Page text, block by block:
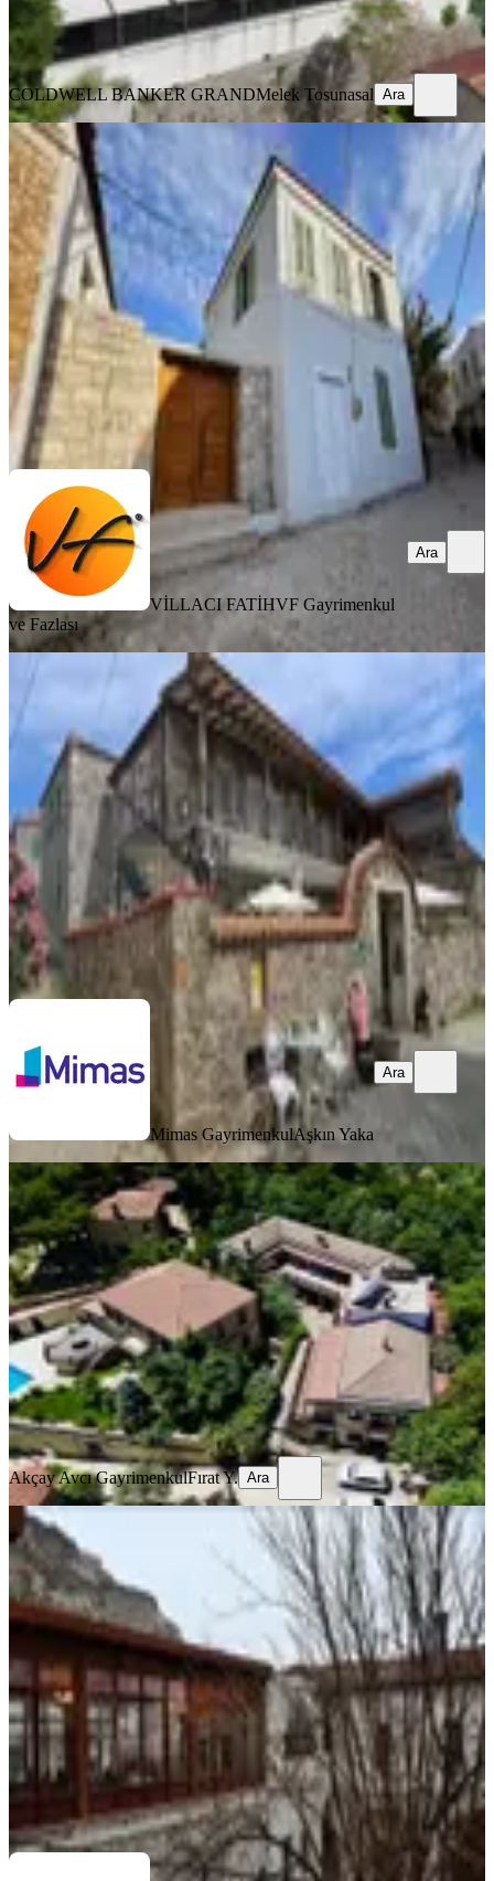
COLDWELL BANKER GRANDMelek Tosunasal
Ara
COLDWELL BANKER GRANDMelek Tosunasal Ara
Urla Sanat Sokağı 6 Odalı İster Ev
İster Otel 654m2 Satılık
İzmir, Urla
912 m²
·22.07.2026
42.000.000 ₺
VİLLACI FATİH VF Gayrimenkul ve Fazlası
Ara
VİLLACI FATİHVF Gayrimenkul
ve Fazlası
Ara
Barbaros Köyü'nün İlk Butik Oteli
Yeni Sahibine Hazır
İzmir, Urla
400 m²
· 18.07.2026
36.000.000 ₺
Mimas Gayrimenkul Aşkın Yaka
Ara
Mimas GayrimenkulAşkın Yaka
Ara
%13
Avcı'dan Yeşilyurt Köyünde 9 Odalı
775m2 Arsa İçinde Otel
Çanakkale, Ayvacık
11.07.2026
82.500.000 ₺95.000.000 ₺
Akçay Avcı GayrimenkulFırat Y.
Ara
Akçay Avcı GayrimenkulFırat Y. Ara
Ürgüp'ün Kalbinde Emsallerinin
Üzerinde Katma Değerli Cave Otel
Nevşehir, Ürgüp
1662 m²·08.07.2026
196.000.000 ₺
SÖZMAX SÖZ Atilla Berkten
Ara